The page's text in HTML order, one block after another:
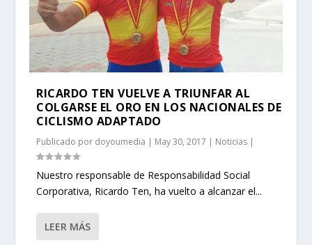
RICARDO TEN VUELVE A TRIUNFAR AL
COLGARSE EL ORO EN LOS NACIONALES DE
CICLISMO ADAPTADO
Publicado por doyoumedia | May 30, 2017 | Noticias |
Nuestro responsable de Responsabilidad Social
Corporativa, Ricardo Ten, ha vuelto a alcanzar el...
LEER MÁS